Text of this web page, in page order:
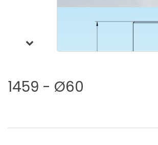
1459 - Ø60